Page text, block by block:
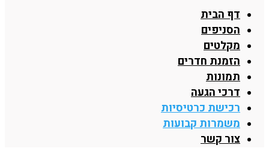
דף הבית
הסניפים
מקלטים
הזמנת חדרים
תמונות
דרכי הגעה
רכישת כרטיסיות
משמרות קבועות
צור קשר